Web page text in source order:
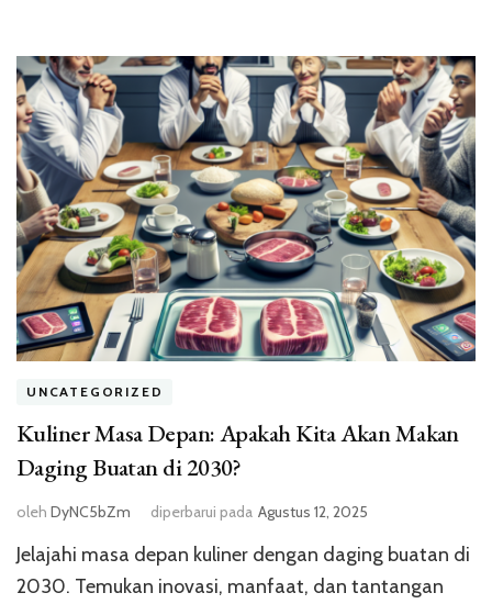
UNCATEGORIZED
Kuliner Masa Depan: Apakah Kita Akan Makan
Daging Buatan di 2030?
oleh DyNC5bZm diperbarui pada Agustus 12, 2025
Jelajahi masa depan kuliner dengan daging buatan di
2030. Temukan inovasi, manfaat, dan tantangan